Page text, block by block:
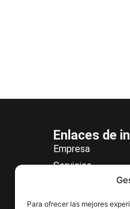
Para ofrecer las mejores
Enlaces de
Empresa
Servicios
Newsletter